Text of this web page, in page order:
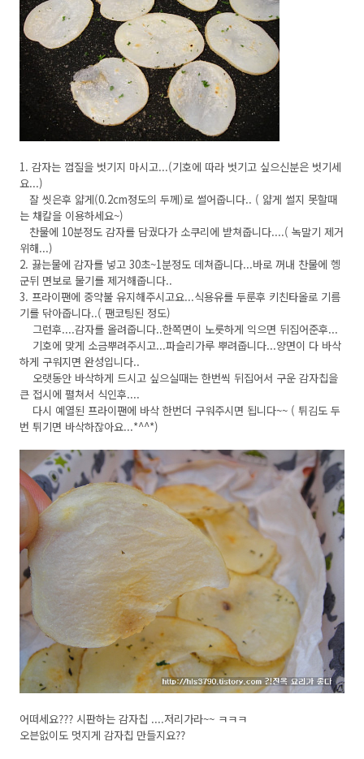
1. 감자는 껍질을 벗기지 마시고...(기호에 따라 벗기고 싶으신분은 벗기세
요...)
잘 씻은후 얇게(0.2cm정도의 두께)로 썰어줍니다.. ( 얇게 썰지 못할때
는 채칼을 이용하세요~)
찬물에 10분정도 감자를 담궜다가 소쿠리에 받쳐줍니다....( 녹말기 제거
위해...)
2. 끓는물에 감자를 넣고 30초~1분정도 데쳐줍니다...바로 꺼내 찬물에 헹
군뒤 면보로 물기를 제거해줍니다..
3. 프라이팬에 중약불 유지해주시고요...식용유를 두룬후 키친타올로 기름
기를 닦아줍니다..( 팬코팅된 정도)
그런후....감자를 올려줍니다..한쪽면이 노릇하게 익으면 뒤집어준후...
기호에 맞게 소금뿌려주시고...파슬리가루 뿌려줍니다...양면이 다 바삭
하게 구워지면 완성입니다..
오랫동안 바삭하게 드시고 싶으실때는 한번씩 뒤집어서 구운 감자칩을
큰 접시에 펼쳐서 식인후....
다시 예열된 프라이팬에 바삭 한번더 구워주시면 됩니다~~ ( 튀김도 두
번 튀기면 바삭하잖아요...*^^*)
어떠세요??? 시판하는 감자칩 ....저리가라~~ ㅋㅋㅋ
오븐없이도 멋지게 감자칩 만들지요??